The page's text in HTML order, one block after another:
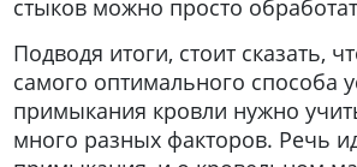
стыков можно просто
Подводя итоги, стоит сказать,
самого оптимального способа
примыкания кровли нужно
много разных факторов. Речь